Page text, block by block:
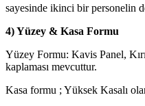
sayesinde ikinci bir personelin
4) Yüzey & Kasa Formu
Yüzey Formu: Kavis Panel,
kaplaması mevcuttur.
Kasa formu ; Yüksek Kasalı